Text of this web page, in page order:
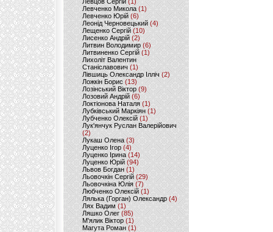
Левченко Микола (1)
Левченко Юрій (6)
Леонід Черновецький (4)
Лещенко Сергій (10)
Лисенко Андрій (2)
Литвин Володимир (6)
Литвиненко Сергій (1)
Лихоліт Валентин
Станіславович (1)
Лівшиць Олександр Ілліч (2)
Ложкін Борис(13)
Лозінський Віктор(9)
Лозовий Андрій (6)
Локтіонова Наталя (1)
Лубківський Маркіян(1)
Лубченко Олексій (1)
Лук'янчук Руслан Валерійович
(2)
Лукаш Олена (3)
Луценко Ігор (4)
Луценко Ірина (14)
Луценко Юрій (94)
Львов Богдан (1)
Льовочкін Сергій (29)
Льовочкіна Юлія(7)
Любченко Олексій(1)
Лялька (Горган) Олександр(4)
Лях Вадим (1)
Ляшко Олег (85)
М'ялик Віктор(1)
Магута Роман(1)